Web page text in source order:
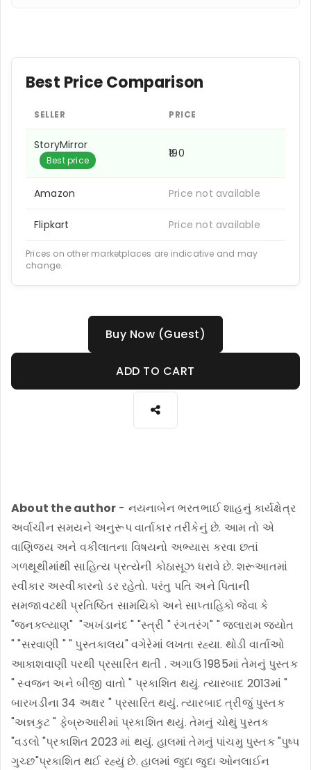
Best Price Comparison
SELLER PRICE
StoryMirror
Best price
₹190
Amazon Price not available
Flipkart Price not available
Prices on other marketplaces are indicative and may
change.
Buy Now (Guest)
ADD TO CART
About the author - નયનાબેન ભરતભાઈ શાહનું કાર્યક્ષેત્ર
અર્વાચીન સમયને અનુરૂપ વાર્તાકાર તરીકેનું છે. આમ તો એ
વાણિજ્ય અને વકીલાતના વિષયનો અભ્યાસ કરવા છતાં
ગળથૂથીમાંથી સાહિત્ય પ્રત્યેની કોઠાસૂઝ ધરાવે છે. શરૂઆતમાં
સ્વીકાર અસ્વીકારનો ડર રહેતો. પરંતુ પતિ અને પિતાની
સમજાવટથી પ્રતિષ્ઠિત સામયિકો અને સાપ્તાહિકો જેવા કે
"જનકલ્યાણ" "અખંડાનંદ " "સ્ત્રી " રંગતરંગ" " જલારામ જ્યોત
" "સરવાણી " " પુસ્તકાલય" વગેરેમાં લખતા રહ્યા. થોડી વાર્તાઓ
આકાશવાણી પરથી પ્રસારિત થતી . અગાઉ 1985માં તેમનું પુસ્તક
" સ્વજન અને બીજી વાતો " પ્રકાશિત થયું. ત્યારબાદ 2013માં "
બારખડીના 34 અક્ષર " પ્રસારિત થયું. ત્યારબાદ ત્રીજું પુસ્તક
"અન્નકુટ " ફેબ્રુઆરીમાં પ્રકાશિત થયું. તેમનું ચોથું પુસ્તક
"વડલો "પ્રકાશિત 2023 માં થયું. હાલમાં તેમનું પાંચમુ પુસ્તક "પુષ્પ
ગુચ્છ"પ્રકાશિત થઈ રહ્યું છે. હાલમાં જુદા જુદા ઓનલાઈન